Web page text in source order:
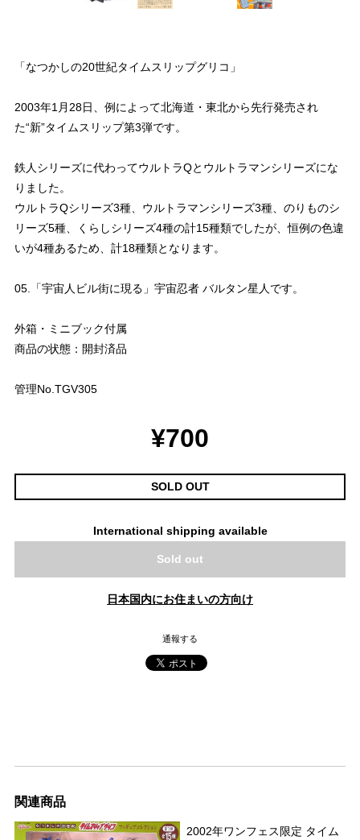
「なつかしの20世紀タイムスリップグリコ」
2003年1月28日、例によって北海道・東北から先行発売され
た“新”タイムスリップ第3弾です。
鉄人シリーズに代わってウルトラQとウルトラマンシリーズにな
りました。
ウルトラQシリーズ3種、ウルトラマンシリーズ3種、のりものシ
リーズ5種、くらしシリーズ4種の計15種類でしたが、恒例の色違
いが4種あるため、計18種類となります。
05.「宇宙人ビル街に現る」宇宙忍者 バルタン星人です。
外箱・ミニブック付属
商品の状態：開封済品
管理No.TGV305
¥700
SOLD OUT
International shipping available
Sold out
日本国内にお住まいの方向け
通報する
関連商品
2002年ワンフェス限定 タイム